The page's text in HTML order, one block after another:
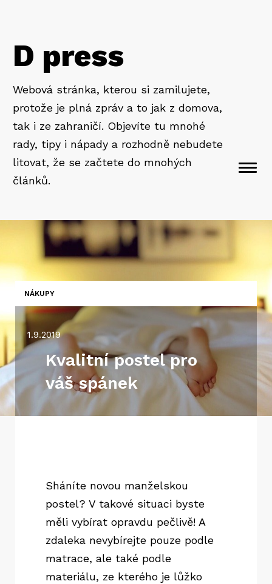
D press
Webová stránka, kterou si zamilujete,
protože je plná zpráv a to jak z domova,
tak i ze zahraničí. Objevíte tu mnohé
rady, tipy i nápady a rozhodně nebudete
litovat, že se začtete do mnohých
článků.
NÁKUPY
1.9.2019
Kvalitní postel pro
váš spánek
Sháníte novou manželskou
postel? V takové situaci byste
měli vybírat opravdu pečlivě! A
zdaleka nevybírejte pouze podle
matrace, ale také podle
materiálu, ze kterého je lůžko